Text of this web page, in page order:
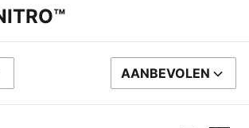
SORTEER OP
AANBEVOLEN